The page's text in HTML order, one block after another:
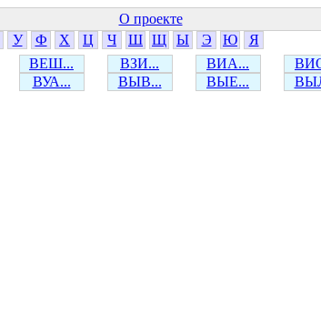
О проекте
У Ф Х Ц Ч Ш Щ Ы Э Ю
Я
ВЕШ... ВЗИ... ВИА...
ВУА... ВЫВ... ВЫЕ...